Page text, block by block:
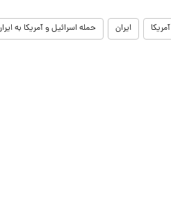
آمریکا ایران حمله اسرائیل و آمریکا به